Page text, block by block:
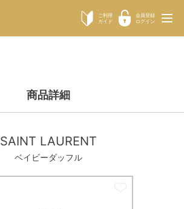
ご利用
ガイド
会員登録
ログイン
商品詳細
SAINT LAURENT
ベイビーダッフル